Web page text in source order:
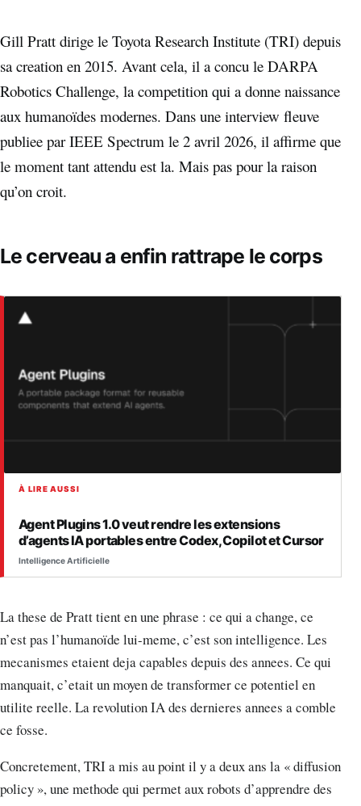
Gill Pratt dirige le Toyota Research Institute (TRI) depuis
sa creation en 2015. Avant cela, il a concu le DARPA
Robotics Challenge, la competition qui a donne naissance
aux humanoïdes modernes. Dans une interview fleuve
publiee par IEEE Spectrum le 2 avril 2026, il affirme que
le moment tant attendu est la. Mais pas pour la raison
qu’on croit.
Le cerveau a enfin rattrape le corps
À LIRE AUSSI
Agent Plugins 1.0 veut rendre les extensions
d’agents IA portables entre Codex, Copilot et Cursor
Intelligence Artificielle
La these de Pratt tient en une phrase : ce qui a change, ce
n’est pas l’humanoïde lui-meme, c’est son intelligence. Les
mecanismes etaient deja capables depuis des annees. Ce qui
manquait, c’etait un moyen de transformer ce potentiel en
utilite reelle. La revolution IA des dernieres annees a comble
ce fosse.
Concretement, TRI a mis au point il y a deux ans la « diffusion
policy », une methode qui permet aux robots d’apprendre des